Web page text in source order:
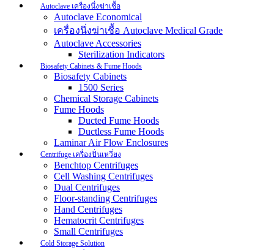
Autoclave เครื่องนึ่งฆ่าเชื้อ
Autoclave Economical
เครื่องนึ่งฆ่าเชื้อ Autoclave Medical Grade
Autoclave Accessories
Sterilization Indicators
Biosafety Cabinets & Fume Hoods
Biosafety Cabinets
1500 Series
Chemical Storage Cabinets
Fume Hoods
Ducted Fume Hoods
Ductless Fume Hoods
Laminar Air Flow Enclosures
Centrifuge เครื่องปั่นเหวี่ยง
Benchtop Centrifuges
Cell Washing Centrifuges
Dual Centrifuges
Floor-standing Centrifuges
Hand Centrifuges
Hematocrit Centrifuges
Small Centrifuges
Cold Storage Solution